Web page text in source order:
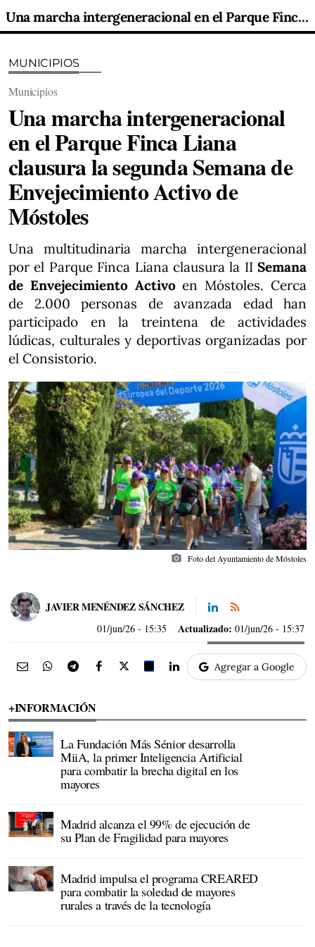
Una marcha intergeneracional en el Parque Finca Liana clausura la segunda Semana de Envejecimiento Activo de Móstoles
MUNICIPIOS
Municipios
Una marcha intergeneracional
en el Parque Finca Liana
clausura la segunda Semana de
Envejecimiento Activo de
Móstoles
Una multitudinaria marcha intergeneracional
por el Parque Finca Liana clausura la II Semana
de Envejecimiento Activoen Móstoles. Cerca
de 2.000 personas de avanzada edad han
participado en la treintena de actividades
lúdicas, culturales y deportivas organizadas por
el Consistorio.
photo_camera Foto del Ayuntamiento de Móstoles
JAVIER MENÉNDEZ SÁNCHEZ
01/jun/26 - 15:35 Actualizado: 01/jun/26 - 15:37
Agregar a Google
+INFORMACIÓN
La Fundación Más Sénior desarrolla
MiiA, la primer Inteligencia Artificial
para combatir la brecha digital en los
mayores
Madrid alcanza el 99% de ejecución de
su Plan de Fragilidad para mayores
Madrid impulsa el programa CREARED
para combatir la soledad de mayores
rurales a través de la tecnología